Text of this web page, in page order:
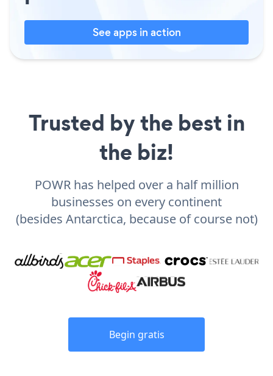
See apps in action
Trusted by the best in
the biz!
POWR has helped over a half million
businesses on every continent
(besides Antarctica, because of course not)
Begin gratis